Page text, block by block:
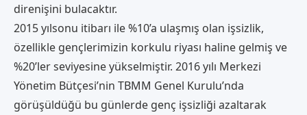
direnişini bulacaktır.
2015 yılsonu itibarı ile %10’a ulaşmış olan işsizlik,
özellikle gençlerimizin korkulu riyası haline gelmiş ve
%20’ler seviyesine yükselmiştir. 2016 yılı Merkezi
Yönetim Bütçesi’nin TBMM Genel Kurulu’nda
görüşüldüğü bu günlerde genç işsizliği azaltarak